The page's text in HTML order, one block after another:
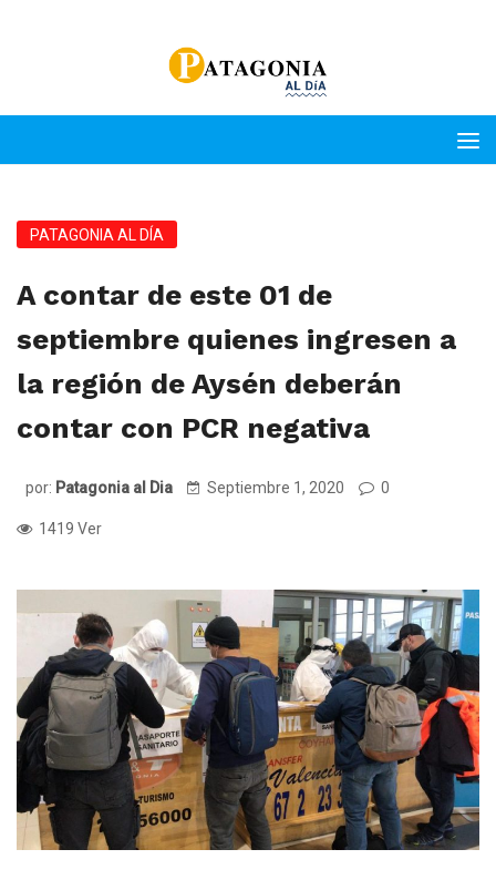
PATAGONIA AL DÍA
A contar de este 01 de
septiembre quienes ingresen a
la región de Aysén deberán
contar con PCR negativa
por: Patagonia al Dia Septiembre 1, 2020 0
1419 Ver